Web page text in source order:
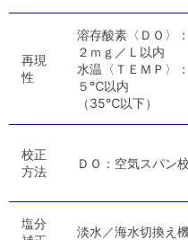
再現
性
溶存酸素〈ＤＯ〉
２ｍｇ／Ｌ以内
水温〈ＴＥＭＰ〉
５℃以内
（35℃以下）
校正
方法
ＤＯ：空気スパン
塩分
淡水／海水切換え